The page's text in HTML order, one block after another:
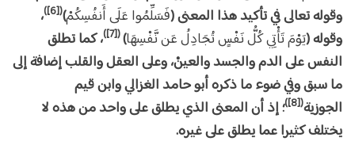
وقوله تعالى في تأكيد هذا المعنى (فَسَلِّمُوا عَلَى أَنفُسِكُمْ)
([6])
،
وقوله (يَوْمَ تَأْتِي كُلُّ نَفْسٍ تُجَادِلُ عَن نَّفْسِهَا)
([7]) ، كما تطلق
النفس على الدم والجسد والعينْ، وعلى العقل والقلب إضافة إلى
ما سبق وفي ضوء ما ذكره أبو حامد الغزالي وابن قيم
الجوزية([8])
؛ إذ أن المعنى الذي يطلق على واحد من هذه لا
يختلف كثيرا عما يطلق على غيره.